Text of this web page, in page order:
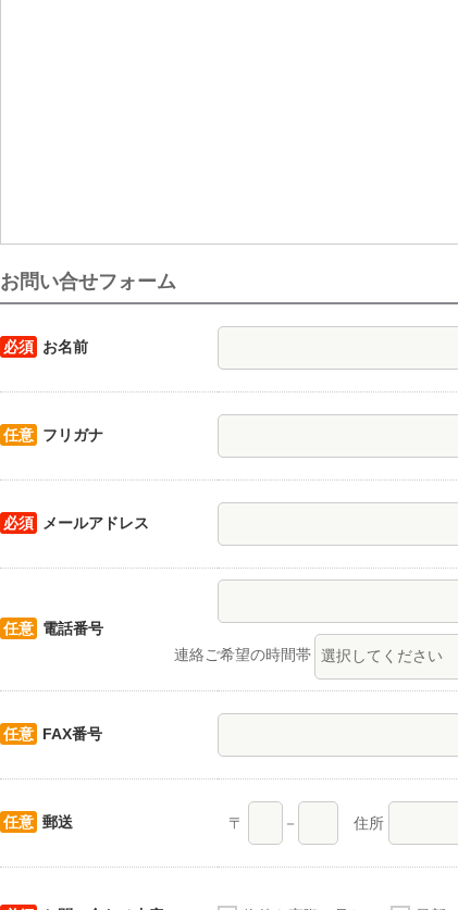
お問い合せフォーム
必須 お名前
任意 フリガナ
必須 メールアドレス
任意 電話番号
連絡ご希望の時間帯
任意 FAX番号
任意 郵送 〒 － 住所